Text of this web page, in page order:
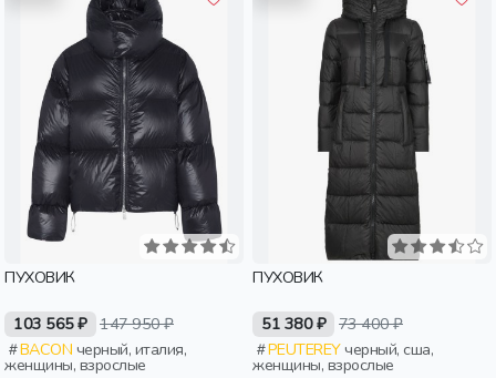
ПУХОВИК
103 565 ₽ 147 950 ₽
BACON
женщины, взрослые
ПУХОВИК
51 380 ₽ 73 400 ₽
PEUTEREYчерный, сша,
женщины, взрослые